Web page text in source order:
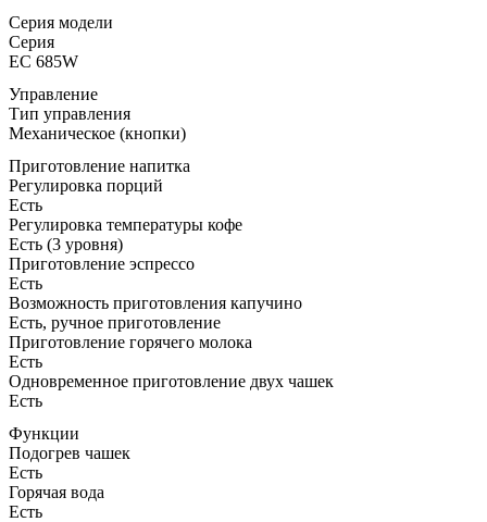
Серия модели
Серия
EC 685W
Управление
Тип управления
Механическое (кнопки)
Приготовление напитка
Регулировка порций
Есть
Регулировка температуры кофе
Есть (3 уровня)
Приготовление эспрессо
Есть
Возможность приготовления капучино
Есть, ручное приготовление
Приготовление горячего молока
Есть
Одновременное приготовление двух чашек
Есть
Функции
Подогрев чашек
Есть
Горячая вода
Есть